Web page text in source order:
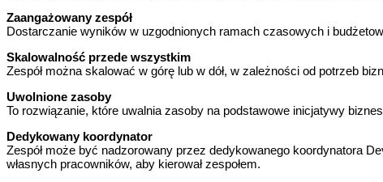
Zaangażowany zespół
Dostarczanie wyników w uzgodnionych ramach czasowych i
Skalowalność przede wszystkim
Zespół można skalować w górę lub w dół, w zależności od potrzeb
Uwolnione zasoby
To rozwiązanie, które uwalnia zasoby na podstawowe inicjatywy
Dedykowany koordynator
Zespół może być nadzorowany przez dedykowanego koordynatora
własnych pracowników, aby kierował zespołem.